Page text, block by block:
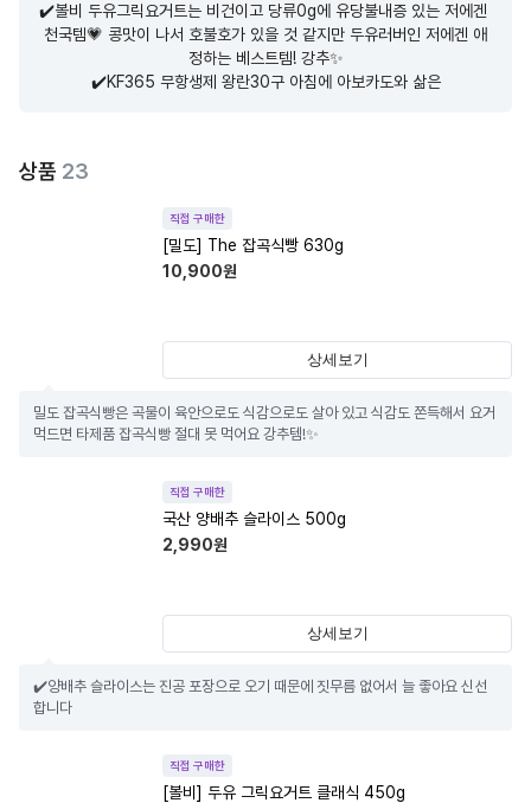
✔️볼비 두유그릭요거트는 비건이고 당류0g에 유당불내증 있는 저에겐
천국템💗 콩맛이 나서 호불호가 있을 것 같지만 두유러버인 저에겐 애
정하는 베스트템! 강추✨
✔️KF365 무항생제 왕란30구 아침에 아보카도와 삶은
상품 23
직접 구매한
[밀도] The 잡곡식빵 630g
10,900원
상세보기
밀도 잡곡식빵은 곡물이 육안으로도 식감으로도 살아 있고 식감도 쫀득해서 요거
먹드면 타제품 잡곡식빵 절대 못 먹어요 강추템!✨
직접 구매한
국산 양배추 슬라이스 500g
2,990원
상세보기
✔️양배추 슬라이스는 진공 포장으로 오기 때문에 짓무름 없어서 늘 좋아요 신선
합니다
직접 구매한
[볼비] 두유 그릭요거트 클래식 450g